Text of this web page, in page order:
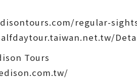
regular-
Tours